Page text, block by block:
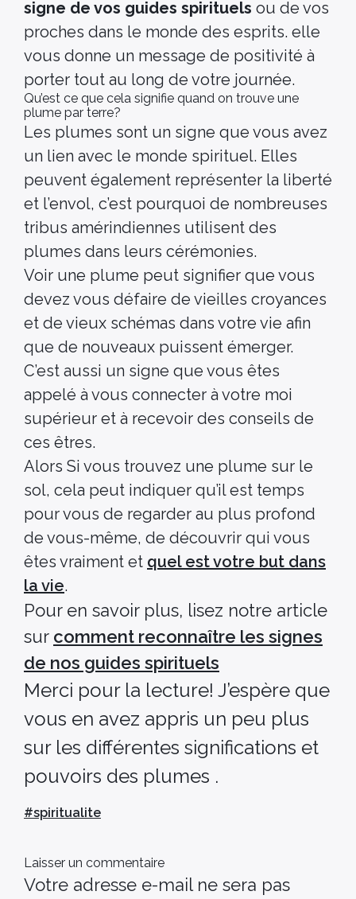
signe de vos guides spirituels ou de vos
proches dans le monde des esprits. elle
vous donne un message de positivité à
porter tout au long de votre journée.
Qu’est ce que cela signifie quand on trouve une
plume par terre?
Les plumes sont un signe que vous avez
un lien avec le monde spirituel. Elles
peuvent également représenter la liberté
et l’envol, c’est pourquoi de nombreuses
tribus amérindiennes utilisent des
plumes dans leurs cérémonies.
Voir une plume peut signifier que vous
devez vous défaire de vieilles croyances
et de vieux schémas dans votre vie afin
que de nouveaux puissent émerger.
C’est aussi un signe que vous êtes
appelé à vous connecter à votre moi
supérieur et à recevoir des conseils de
ces êtres.
Alors Si vous trouvez une plume sur le
sol, cela peut indiquer qu’il est temps
pour vous de regarder au plus profond
de vous-même, de découvrir qui vous
êtes vraiment et quel est votre but dans
la vie.
Pour en savoir plus, lisez notre article
sur comment reconnaître les signes
de nos guides spirituels
Merci pour la lecture! J’espère que
vous en avez appris un peu plus
sur les différentes significations et
pouvoirs des plumes .
#spiritualite
Laisser un commentaire
Votre adresse e-mail ne sera pas